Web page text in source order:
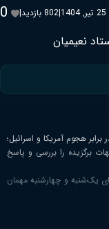
0 | 802 بازدید|
نعیمیان
هجوم آمریکا و اسرائیل؛
برگزیده را بررسی و پاسخ
یک‌شنبه و چهارشنبه مهمان